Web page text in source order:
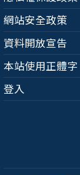
網站安全政策
資料開放宣告
本站使用正體字
登入